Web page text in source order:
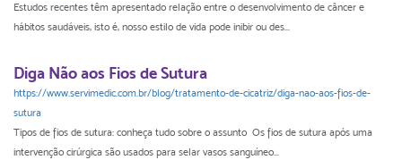
Estudos recentes têm apresentado relação entre o desenvolvimento de câncer e
hábitos saudáveis, isto é, nosso estilo de vida pode inibir ou des...
Diga Não aos Fios de Sutura
https://www.servimedic.com.br/blog/tratamento-de-cicatriz/diga-nao-aos-fios-de-
sutura
Tipos de fios de sutura: conheça tudo sobre o assunto Os fios de sutura após uma
intervenção cirúrgica são usados para selar vasos sanguíneo...